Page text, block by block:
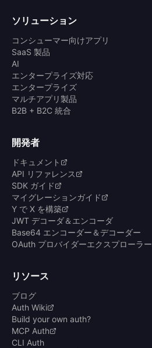
ソリューション
コンシューマー向けアプリ
SaaS 製品
AI
エンタープライズ対応
エンタープライズ
マルチアプリ製品
B2B + B2C 統合
開発者
ドキュメント
API リファレンス
SDK ガイド
マイグレーションガイド
Y で X を構築
JWT デコーダ＆エンコーダ
Base64 エンコーダー＆デコーダー
OAuth プロバイダーエクスプローラー
リソース
ブログ
Auth Wiki
Build your own auth?
MCP Auth
CLI Auth